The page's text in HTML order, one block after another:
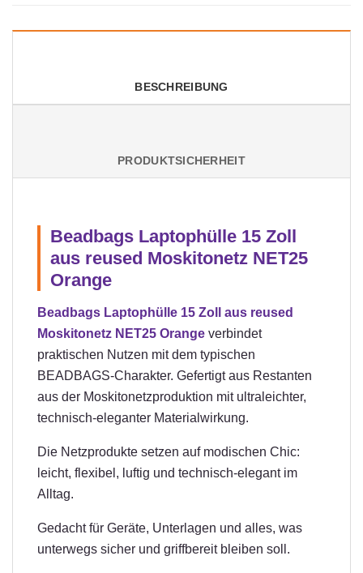
BESCHREIBUNG
PRODUKTSICHERHEIT
Beadbags Laptophülle 15 Zoll
aus reused Moskitonetz NET25
Orange
Beadbags Laptophülle 15 Zoll aus reused
Moskitonetz NET25 Orange verbindet
praktischen Nutzen mit dem typischen
BEADBAGS-Charakter. Gefertigt aus Restanten
aus der Moskitonetzproduktion mit ultraleichter,
technisch-eleganter Materialwirkung.
Die Netzprodukte setzen auf modischen Chic:
leicht, flexibel, luftig und technisch-elegant im
Alltag.
Gedacht für Geräte, Unterlagen und alles, was
unterwegs sicher und griffbereit bleiben soll.